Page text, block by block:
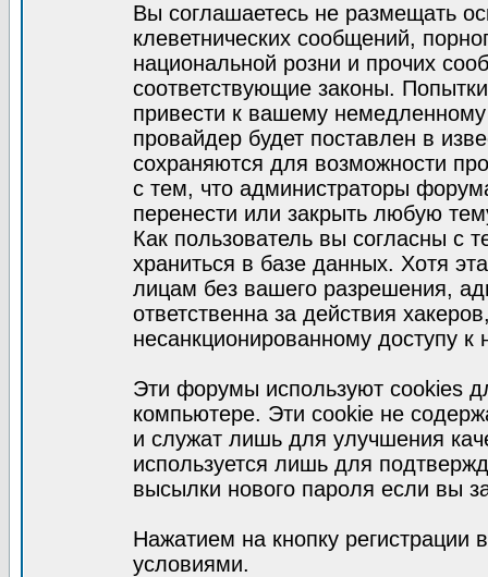
Вы соглашаетесь не размещать
клеветнических сообщений,
национальной розни и прочих
соответствующие законы.
привести к вашему
провайдер будет поставлен в
сохраняются для возможности
с тем, что администраторы
перенести или закрыть любую
Как пользователь вы согласны с
храниться в базе данных. Хотя
лицам без вашего разрешения,
ответственна за действия
несанкционированному доступу к
Эти форумы используют cookies
компьютере. Эти cookie не
и служат лишь для улучшения
используется лишь для
высылки нового пароля если вы
Нажатием на кнопку регистрации
условиями.